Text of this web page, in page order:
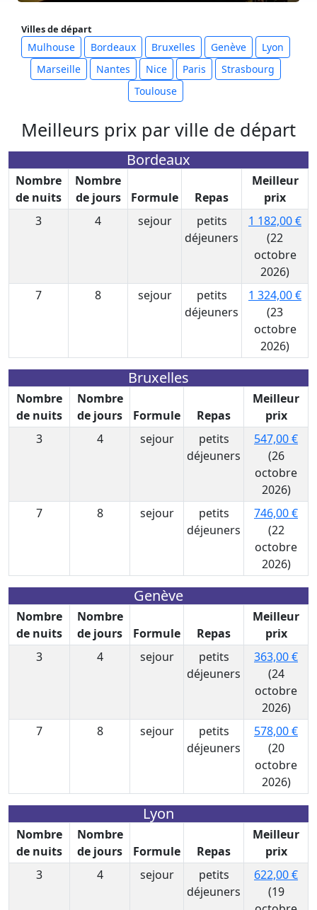
Villes de départ
Mulhouse Bordeaux Bruxelles Genève
Lyon
Marseille
Nantes Nice Paris
Strasbourg
Toulouse
Meilleurs prix par ville de départ
Bordeaux
Nombre
de nuits
Nombre
de jours
Formule Repas
Meilleur
prix
3
4 sejour
petits
déjeuners
1 182,00 €
(22
octobre
2026)
7
8 sejour
petits
déjeuners
1 324,00 €
(23
octobre
2026)
Bruxelles
Nombre
de nuits
Nombre
de jours
Formule Repas
Meilleur
prix
3
4 sejour
petits
déjeuners
547,00 €
(26
octobre
2026)
7
8 sejour
petits
déjeuners
746,00 €
(22
octobre
2026)
Genève
Nombre
de nuits
Nombre
de jours
Formule Repas
Meilleur
prix
3
4 sejour
petits
déjeuners
363,00 €
(24
octobre
2026)
7
8 sejour
petits
déjeuners
578,00 €
(20
octobre
2026)
Lyon
Nombre
de nuits
Nombre
de jours
Formule Repas
Meilleur
prix
3
4 sejour
petits
déjeuners
622,00 €
(19